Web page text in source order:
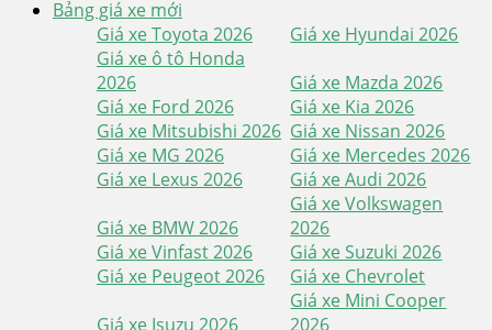
Bảng giá xe mới
Giá xe Toyota 2026
Giá xe Hyundai 2026
Giá xe ô tô Honda
2026
Giá xe Mazda 2026
Giá xe Ford 2026
Giá xe Kia 2026
Giá xe Mitsubishi 2026 Giá xe Nissan 2026
Giá xe MG 2026
Giá xe Mercedes 2026
Giá xe Lexus 2026
Giá xe Audi 2026
Giá xe BMW 2026
Giá xe Volkswagen
2026
Giá xe Vinfast 2026
Giá xe Suzuki 2026
Giá xe Peugeot 2026
Giá xe Chevrolet
Giá xe Isuzu 2026
Giá xe Mini Cooper
2026